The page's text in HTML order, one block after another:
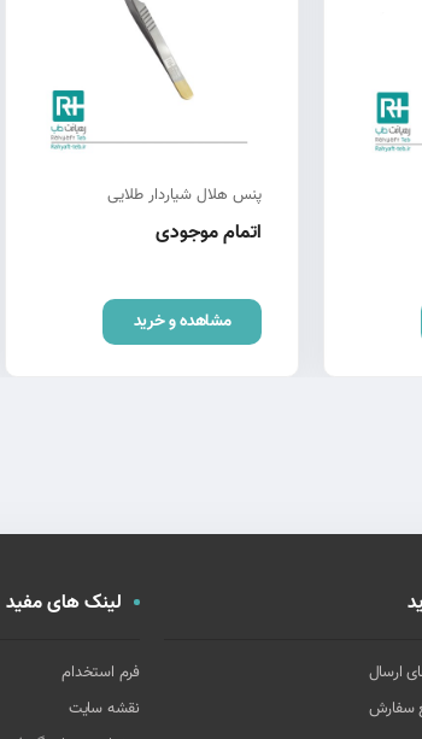
پنس هلال شیاردار طلایی
اتمام موجودی
مشاهده و خرید
ارسال
سفارش
لینک های مفید
فرم استخدام
نقشه سایت